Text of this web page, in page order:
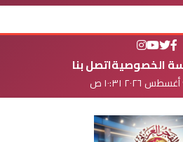
الخصوصيةاتصل بنا